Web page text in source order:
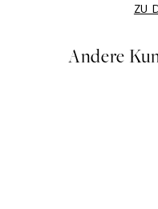
ZU
Andere